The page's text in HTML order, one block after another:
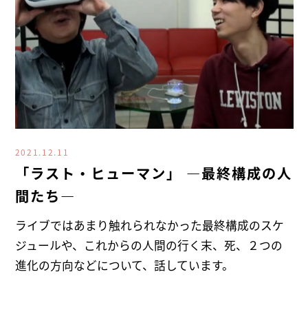
2021.12.11
「ラスト・ヒューマン」 ―最終構成の人
間たち―
ライブではあまり触れられなかった最終構成のスケ
ジュールや、これからの人間の行く末、死、２つの
進化の方向などについて、話しています。